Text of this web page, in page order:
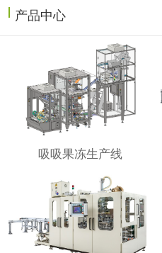
产品中心
吸吸果冻生产线